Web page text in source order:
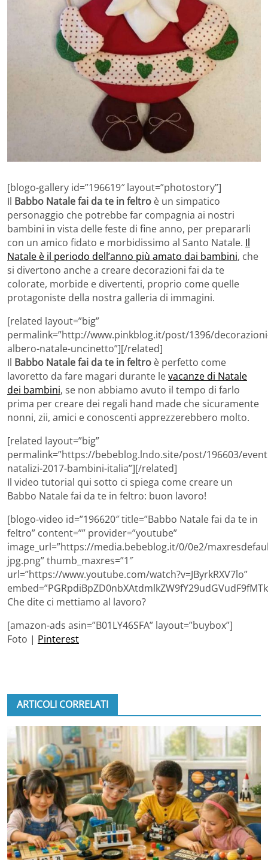
[blogo-gallery id=”196619″ layout=”photostory”]
Il Babbo Natale fai da te in feltro è un simpatico
personaggio che potrebbe far compagnia ai nostri
bambini in vista delle feste di fine anno, per prepararli
con un amico fidato e morbidissimo al Santo Natale. Il
Natale è il periodo dell’anno più amato dai bambini, che
si divertono anche a creare decorazioni fai da te
colorate, morbide e divertenti, proprio come quelle
protagoniste della nostra galleria di immagini.
[related layout=”big”
permalink=”http://www.pinkblog.it/post/1396/
albero-natale-uncinetto”][/related]
Il Babbo Natale fai da te in feltro è perfetto come
lavoretto da fare magari durante levacanze di Natale
dei bambini, se non abbiamo avuto il tempo di farlo
prima per creare dei regali hand made che sicuramente
nonni, zii, amici e conoscenti apprezzerebbero molto.
[related layout=”big”
permalink=”https://bebeblog.lndo.site/post/196603/
natalizi-2017-bambini-italia”][/related]
Il video tutorial qui sotto ci spiega come creare un
Babbo Natale fai da te in feltro: buon lavoro!
[blogo-video id=”196620″ title=”Babbo Natale fai da te in
feltro” content=”” provider=”youtube”
image_url=”https://media.bebeblog.it/0/0e2/
jpg.png” thumb_maxres=”1″
url=”https://www.youtube.com/watch?v=JByrkRXV7lo”
Che dite ci mettiamo al lavoro?
[amazon-ads asin=”B01LY46SFA” layout=”buybox”]
Foto | Pinterest
ARTICOLI CORRELATI